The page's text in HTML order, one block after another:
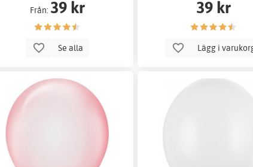
Från: 39 kr
Se alla
39 kr
Lägg i